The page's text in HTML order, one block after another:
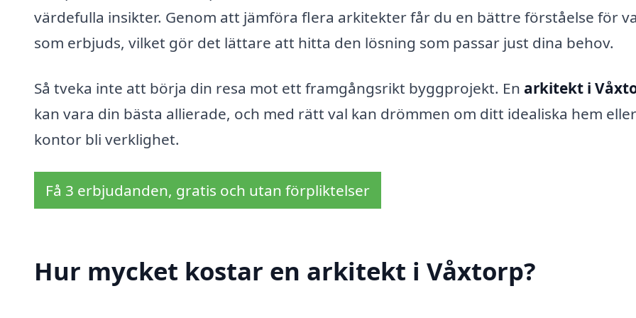
värdefulla insikter. Genom att jämföra flera arkitekter får du en bättre förståelse för
som erbjuds, vilket gör det lättare att hitta den lösning som passar just dina behov.
Så tveka inte att börja din resa mot ett framgångsrikt byggprojekt. En arkitekt i
kan vara din bästa allierade, och med rätt val kan drömmen om ditt idealiska hem eller
kontor bli verklighet.
Få 3 erbjudanden, gratis och utan förpliktelser
Hur mycket kostar en arkitekt i Våxtorp?